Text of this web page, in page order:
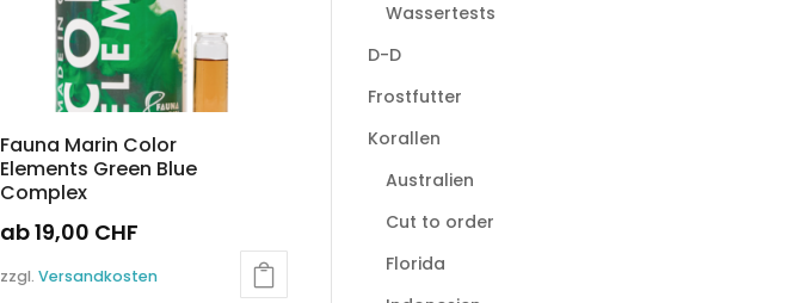
Fauna Marin Color
Elements Green Blue
Complex
ab19,00 CHF
Produkt
zzgl.Versandkosten
Wassertests
D-D
Frostfutter
Korallen
Australien
Cut to order
Florida